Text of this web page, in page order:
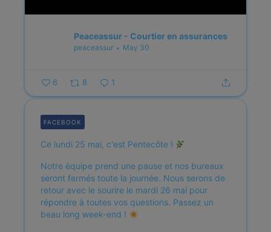
Peaceassur - Courtier en assurances
peaceassur May 30
6 8 1
Ce lundi 25 mai, c'est Pentecôte !
Notre équipe prend une pause et nos bureaux
seront fermés toute la journée. Nous serons de
retour avec le sourire le mardi 26 mai pour
répondre à toutes vos questions. Passez un
beau long week-end !
FACEBOOK